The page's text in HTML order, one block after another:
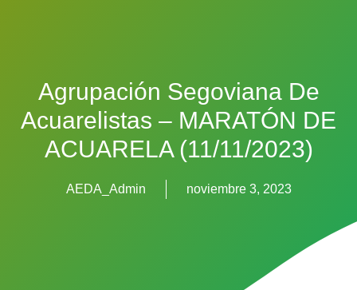
Agrupación Segoviana De
Acuarelistas – MARATÓN DE
ACUARELA (11/11/2023)
AEDA_Admin noviembre 3, 2023